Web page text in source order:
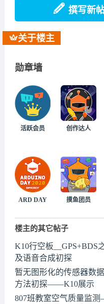
撰写新
关于楼主
勋章墙
活跃会员 创作达人
ARD DAY 摸鱼团员
楼主的其它帖子
K10行空板__GPS+BDS
及语音合成初探
暂无图形化的传感器数
方法初探——K10展示
807班教室空气质量监